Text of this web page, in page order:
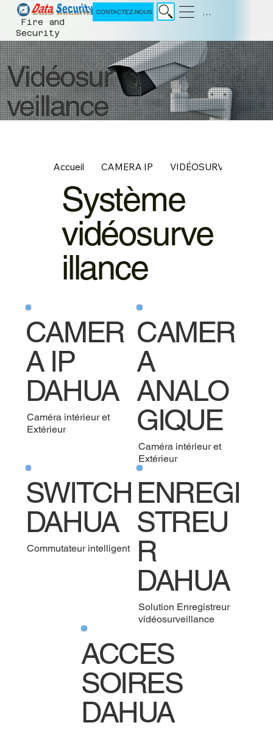
Fire and
Security
Menu
CONTACTEZ-NOUS
Vidéosur
veillance
CAMER
A IP
DAHUA
Caméra intérieur et
Extérieur
CAMER
A
ANALO
GIQUE
Caméra intérieur et
Extérieur
SWITCH
DAHUA
Commutateur intelligent
ENREGI
STREU
R
DAHUA
Solution Enregistreur
vidéosurveillance
ACCES
SOIRES
DAHUA
Accueil CAMERA IP VIDÉOSURVEILLANCE
Système
vidéosurve
illance